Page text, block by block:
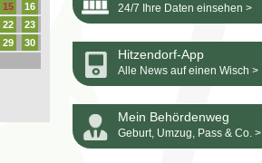
15
16
22
23
29
30
24/7 Ihre Daten einsehen >
Hitzendorf-App
Alle News auf einen Wisch >
Mein Behördenweg
Geburt, Umzug, Pass & Co. >